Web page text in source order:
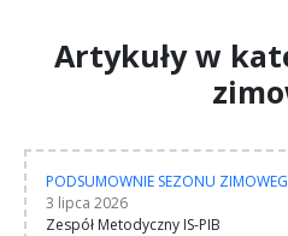
Artykuły w
PODSUMOWNIE SEZONU
3 lipca 2026
Zespół Metodyczny IS-PIB